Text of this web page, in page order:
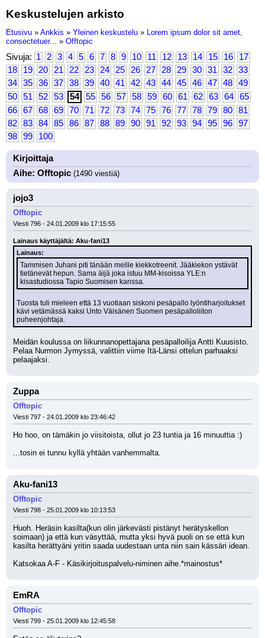
Keskustelujen arkisto
Etusivu » Ankkis » Yleinen keskustelu » Lorem ipsum dolor sit amet,
consectetuer... » Offtopic
Sivuja: 1 2 3 4 5 6 7 8 9 10 11 12 13 14 15 16
17
18
19 20 21 22 23 24 25 26 27 28 29 30 31 32
33
34
35 36 37 38 39 40 41 42 43 44 45 46 47 48
49
50
51 52 53 54 55 56 57 58 59 60 61 62 63 64
65
66
67 68 69 70 71 72 73 74 75 76 77 78 79 80
81
82
83 84 85 86 87 88 89 90 91 92 93 94 95 96
97
98
99 100
Kirjoittaja
Aihe: Offtopic (1490 viestiä)
jojo3
Offtopic
Viesti 796 - 24.01.2009 klo 17:15:55
Lainaus käyttäjältä: Aku-fani13
Lainaus:
Tammisen Juhani piti tänään meille kiekkotreenit. Jääkiekon ystävät
tietänevät hepun. Sama äijä joka istuu MM-kisoissa YLE:n
kisastudiossa Tapio Suomisen kanssa.
Tuosta tuli mieleen että 13 vuotiaan siskoni pesäpallo lyöntiharjoitukset
kävi vetämässä kaksi Unto Väisänen Suomen pesäpalloliiton
puheenjohtaja.
Meidän koulussa on liikunnanopettajana pesäpalloilija Antti Kuusisto.
Pelaa Nurmon Jymyssä, valittiin viime Itä-Länsi ottelun parhaaksi
pelaajaksi.
Zuppa
Offtopic
Viesti 797 - 24.01.2009 klo 23:46:42
Ho hoo, on tämäkin jo viisitoista, ollut jo 23 tuntia ja 16 minuuttia :)
...tosin ei tunnu kyllä yhtään vanhemmalta.
Aku-fani13
Offtopic
Viesti 798 - 25.01.2009 klo 10:13:53
Huoh. Heräsin kasilta(kun olin järkevästi pistänyt herätyskellon
soimaan) ja että kun väsyttää, mutta yksi hyvä puoli on se että kun
kasilta herättyäni yritin saada uudestaan unta niin sain kässäri idean.
Katsokaa A-F - Käsikirjoituspalvelu-niminen aihe.*mainostus*
EmRA
Offtopic
Viesti 799 - 25.01.2009 klo 12:45:58